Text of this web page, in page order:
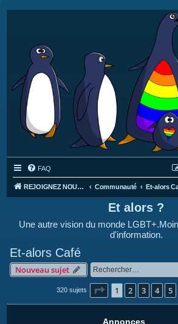
FAQ
REJOIGNEZ NOUS SUR DISCORD : https://discord.gg/4C2Bvub Communauté Et-alors
Et alors ?
Une autre vision du monde
d'information.
Et-alors Café
Nouveau sujet
320 sujets Page 1sur13
1 2 3 4 5
Annonces